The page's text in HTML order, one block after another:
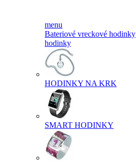
menu
Bateriové vreckové hodinky
hodinky
HODINKY NA KRK
SMART HODINKY